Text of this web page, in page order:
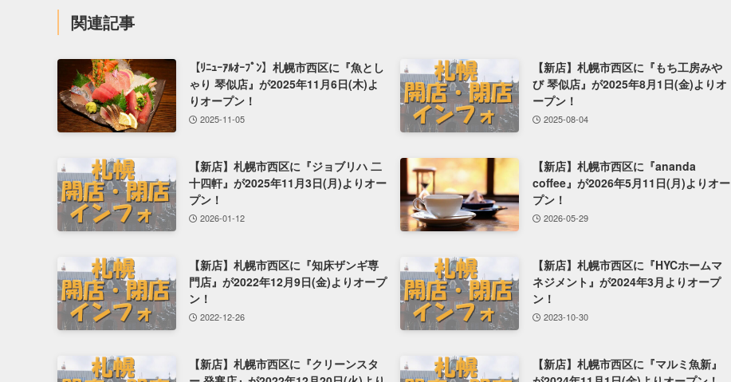
関連記事
【ﾘﾆｭｰｱﾙｵｰﾌﾟﾝ】札幌市西区に『魚とし
ゃり 琴似店』が2025年11月6日(木)よ
りオープン！
2025-11-05
【新店】札幌市西区に『もち工房みや
び 琴似店』が2025年8月1日(金)よりオ
ープン！
2025-08-04
【新店】札幌市西区に『ジョブリハ 二
十四軒』が2025年11月3日(月)よりオー
プン！
2026-01-12
【新店】札幌市西区に『ananda
coffee』が2026年5月11日(月)よりオー
プン！
2026-05-29
【新店】札幌市西区に『知床ザンギ専
門店』が2022年12月9日(金)よりオープ
ン！
2022-12-26
【新店】札幌市西区に『HYCホームマ
ネジメント』が2024年3月よりオープ
ン！
2023-10-30
【新店】札幌市西区に『クリーンスタ
【新店】札幌市西区に『マルミ魚新』